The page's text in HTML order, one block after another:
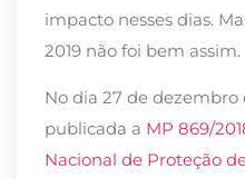
impacto nesses dias.
2019 não foi bem assim.
No dia 27 de dezembro
publicada a MP 869/
Nacional de Proteção